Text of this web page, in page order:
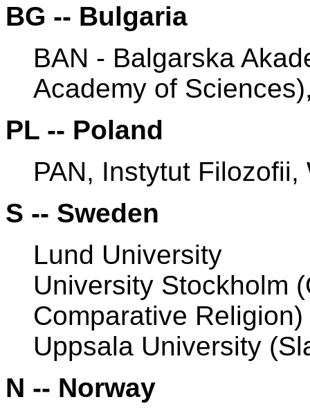
BG -- Bulgaria
BAN - Balgarska
Academy of
PL -- Poland
PAN, Instytut Filozofii,
S -- Sweden
Lund University
University Stockholm
Comparative Religion)
Uppsala University
N -- Norway